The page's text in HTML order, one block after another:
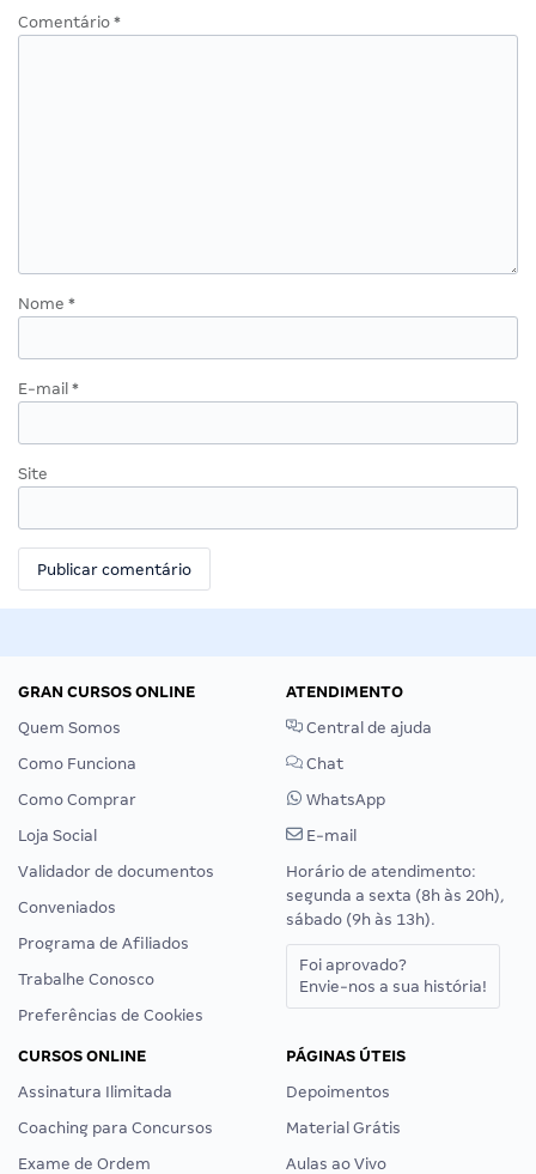
Comentário *
Nome *
E-mail *
Site
GRAN CURSOS ONLINE
Quem Somos
Como Funciona
Como Comprar
Loja Social
Validador de documentos
Conveniados
Programa de Afiliados
Trabalhe Conosco
Preferências de Cookies
ATENDIMENTO
Central de ajuda
Chat
WhatsApp
E-mail
Horário de atendimento:
segunda a sexta (8h às 20h),
sábado (9h às 13h).
Foi aprovado?
Envie-nos a sua história!
CURSOS ONLINE
Assinatura Ilimitada
Coaching para Concursos
Exame de Ordem
PÁGINAS ÚTEIS
Depoimentos
Material Grátis
Aulas ao Vivo